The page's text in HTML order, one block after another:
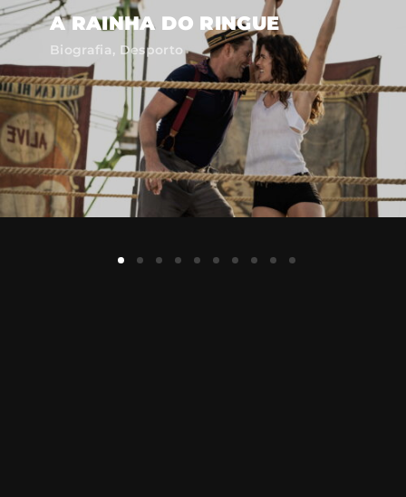
A RAINHA DO RINGUE
Biografia Desporto
SIGN IN
Remember Me
Lost Your Password?
By signing in, you agree to
our terms and
conditionsand ourprivacy policy.